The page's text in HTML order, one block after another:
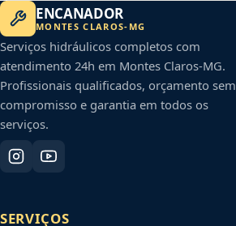
ENCANADOR
MONTES CLAROS- MG
Serviços hidráulicos completos com
atendimento 24h em Montes Claros-MG.
Profissionais qualificados, orçamento sem
compromisso e garantia em todos os
serviços.
SERVIÇOS